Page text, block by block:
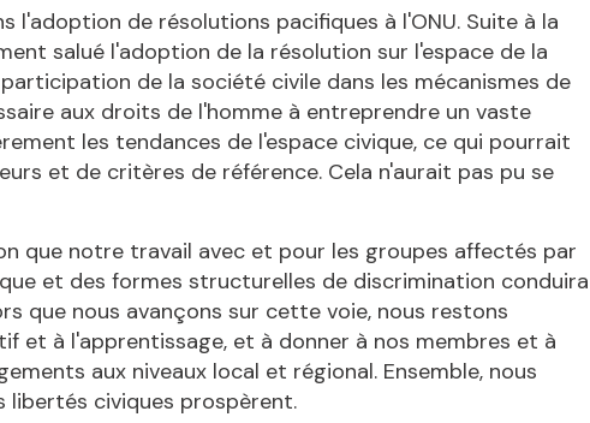
l'adoption de résolutions pacifiques à l'ONU. Suite à la
salué l'adoption de la résolution sur l'espace de la
de la société civile dans les mécanismes de
aux droits de l'homme à entreprendre un vaste
les tendances de l'espace civique, ce qui pourrait
et de critères de référence. Cela n'aurait pas pu se
que notre travail avec et pour les groupes affectés par
et des formes structurelles de discrimination conduira
que nous avançons sur cette voie, nous restons
et à l'apprentissage, et à donner à nos membres et à
aux niveaux local et régional. Ensemble, nous
libertés civiques prospèrent.